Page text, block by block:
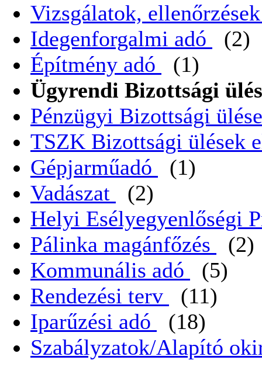
Vizsgálatok,
Idegenforgalmi adó
(2)
Építmény adó
(1)
Ügyrendi Bizottsági
Pénzügyi Bizottsági
TSZK Bizottsági ülések
Gépjarműadó
(1)
Vadászat
(2)
Helyi Esélyegyenlőségi
Pálinka magánfőzés
(2)
Kommunális adó
(5)
Rendezési terv
(11)
Iparűzési adó
(18)
Szabályzatok/Alapító